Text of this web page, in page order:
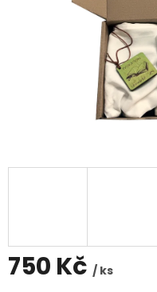
750 Kč / ks